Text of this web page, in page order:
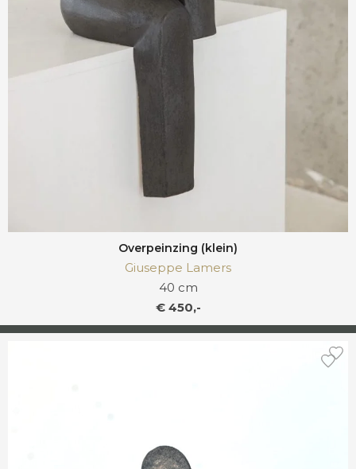
Overpeinzing (klein)
Giuseppe Lamers
40 cm
€ 450,-